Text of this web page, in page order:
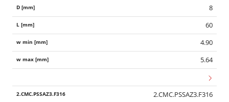
8
60
4.90
5.64
2.CMC.PSSAZ3.F316